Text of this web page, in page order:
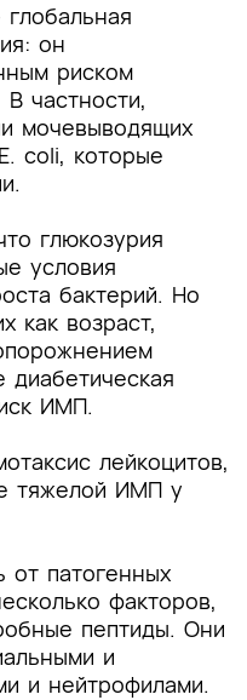
он
риском
частности,
мочевыводящих
coli, которые
глюкозурия
условия
бактерий. Но
как возраст,
ИМП.
лейкоцитов,
тяжелой ИМП у
от патогенных
факторов,
пептиды. Они
и
и нейтрофилами.